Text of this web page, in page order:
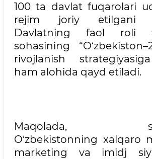
100 ta davlat fuqarolari
rejim joriy etilgani
Davlatning faol roli
sohasining
rivojlanish
ham alohida qayd etiladi.
Maqolada,
O‘zbekistonning xalqaro
marketing va imidj